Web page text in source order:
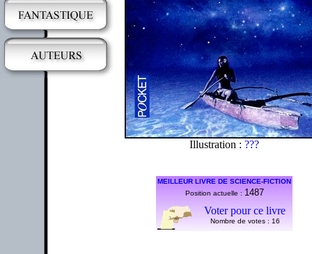
Illustration : ???
MEILLEUR LIVRE DE SCIENCE-FICTION
Position actuelle : 1487
Voter pour ce livre
Nombre de votes : 16